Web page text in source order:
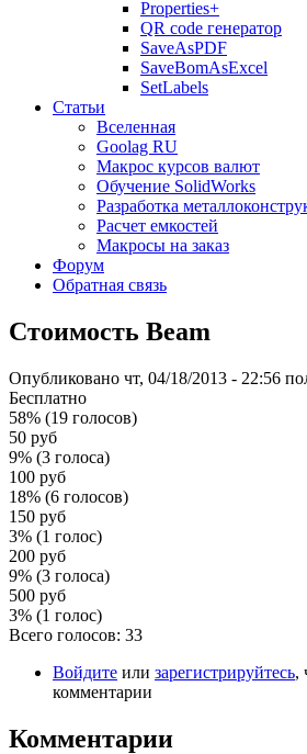
Properties+
QR code генератор
SaveAsPDF
SaveBomAsExcel
SetLabels
Статьи
Вселенная
Goolag RU
Макрос курсов валют
Обучение SolidWorks
Разработка
Расчет емкостей
Макросы на заказ
Форум
Обратная связь
Стоимость Beam
Опубликовано чт, 04/18/2013 - 22:56
Бесплатно
58% (19 голосов)
50 руб
9% (3 голоса)
100 руб
18% (6 голосов)
150 руб
3% (1 голос)
200 руб
9% (3 голоса)
500 руб
3% (1 голос)
Всего голосов: 33
Войдите или зарегистрируйтесь,
комментарии
Комментарии